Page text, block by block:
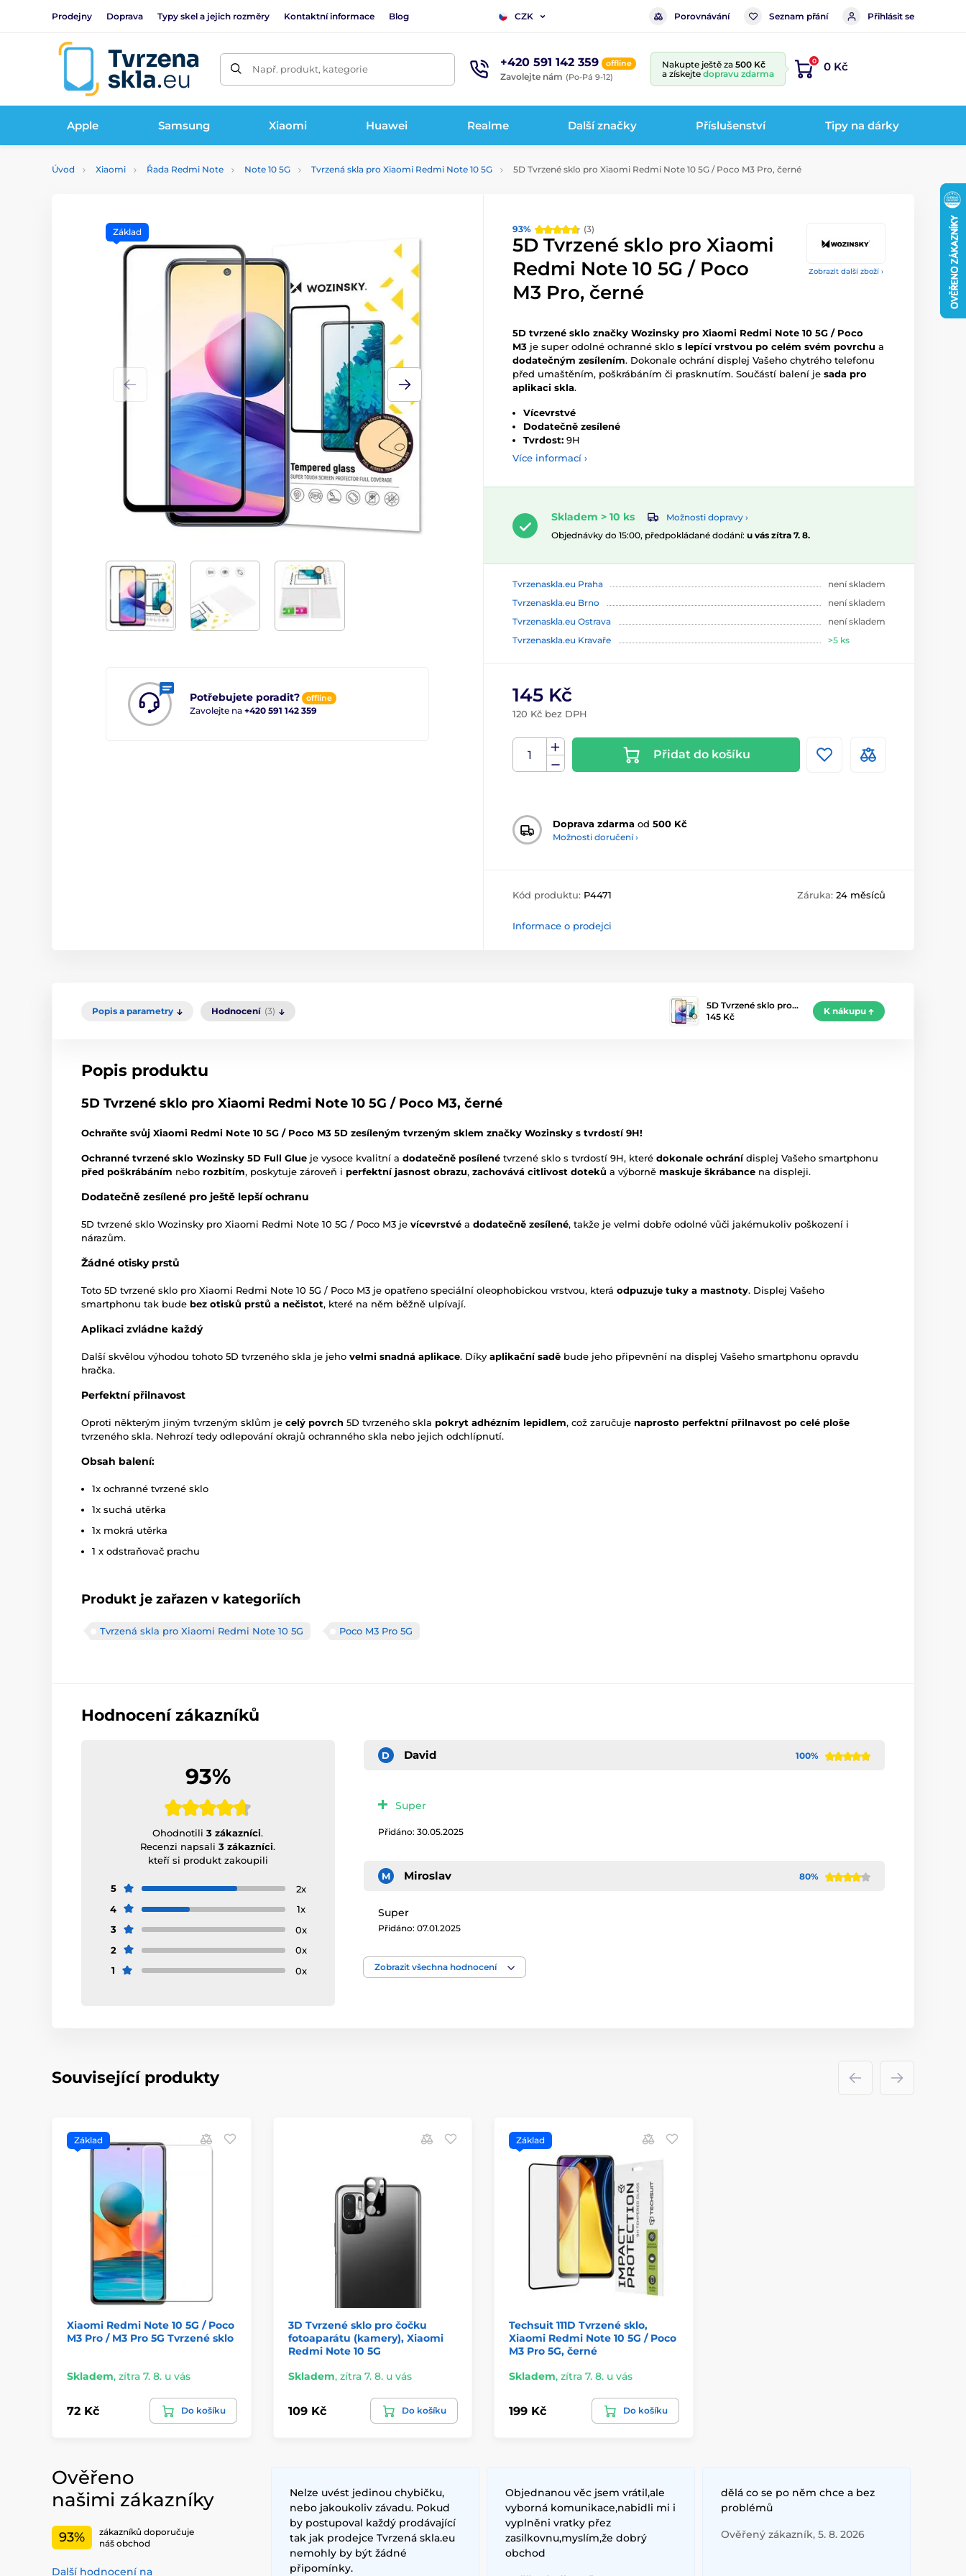
Prodejny Doprava Typy skel a jejich rozměry Kontaktní informace Blog CZK Porovnávání Seznam přání Přihlásit se
Např. produkt, kategorie +420 591 142 359 offline
Zavolejte nám (Po-Pá 9-12)
Nakupte ještě za 500 Kč
a získejte dopravu zdarma
0 0 Kč
Apple Samsung Xiaomi Huawei Realme Další značky Příslušenství Tipy na dárky
Úvod Xiaomi Řada Redmi Note Note 10 5G Tvrzená skla pro Xiaomi Redmi Note 10 5G 5D Tvrzené sklo pro Xiaomi Redmi Note 10 5G / Poco M3 Pro, černé
93% (3)
Zobrazit další zboží ›
Potřebujete poradit? offline
Zavolejte na +420 591 142 359
Základ
5D Tvrzené sklo pro Xiaomi
Redmi Note 10 5G / Poco
M3 Pro, černé
5D tvrzené sklo značky Wozinsky pro Xiaomi Redmi Note 10 5G / Poco
M3 je super odolné ochranné sklo s lepící vrstvou po celém svém povrchu a
dodatečným zesílením. Dokonale ochrání displej Vašeho chytrého telefonu
před umaštěním, poškrábáním či prasknutím. Součástí balení je sada pro
aplikaci skla.
Vícevrstvé
Dodatečně zesílené
Tvrdost: 9H
Více informací ›
Skladem > 10 ks
Možnosti dopravy ›
Objednávky do 15:00, předpokládané dodání: u vás zítra 7. 8.
Tvrzenaskla.eu Praha
není skladem
Tvrzenaskla.eu Brno
není skladem
Tvrzenaskla.eu Ostrava
není skladem
Tvrzenaskla.eu Kravaře
>5 ks
145 Kč
120 Kč bez DPH
Přidat do košíku
Doprava zdarma od 500 Kč
Možnosti doručení ›
Kód produktu: P4471 Záruka: 24 měsíců
Informace o prodejci
Popis a parametry Hodnocení (3)
5D Tvrzené sklo pro…
145 Kč
K nákupu
Popis produktu
5D Tvrzené sklo pro Xiaomi Redmi Note 10 5G / Poco M3, černé
Ochraňte svůj Xiaomi Redmi Note 10 5G / Poco M3 5D zesíleným tvrzeným sklem značky Wozinsky s tvrdostí 9H!
Ochranné tvrzené sklo Wozinsky 5D Full Glue je vysoce kvalitní a dodatečně posílené tvrzené sklo s tvrdostí 9H, které dokonale ochránídisplej Vašeho smartphonu
před poškrábáním nebo rozbitím, poskytuje zároveň i perfektní jasnost obrazu, zachovává citlivost doteků a výborně maskuje škrábance na displeji.
Dodatečně zesílené pro ještě lepší ochranu
5D tvrzené sklo Wozinsky pro Xiaomi Redmi Note 10 5G / Poco M3 je vícevrstvé a dodatečně zesílené, takže je velmi dobře odolné vůči jakémukoliv poškození i
nárazům.
Žádné otisky prstů
Toto 5D tvrzené sklo pro Xiaomi Redmi Note 10 5G / Poco M3 je opatřeno speciální oleophobickou vrstvou, která odpuzuje tuky a mastnoty. Displej Vašeho
smartphonu tak bude bez otisků prstů a nečistot, které na něm běžně ulpívají.
Aplikaci zvládne každý
Další skvělou výhodou tohoto 5D tvrzeného skla je jeho velmi snadná aplikace. Díky aplikační sadě bude jeho připevnění na displej Vašeho smartphonu opravdu
hračka.
Perfektní přilnavost
Oproti některým jiným tvrzeným sklům je celý povrch 5D tvrzeného skla pokryt adhézním lepidlem, což zaručuje naprosto perfektní přilnavost po celé ploše
tvrzeného skla. Nehrozí tedy odlepování okrajů ochranného skla nebo jejich odchlípnutí.
Obsah balení:
1x ochranné tvrzené sklo
1x suchá utěrka
1x mokrá utěrka
1 x odstraňovač prachu
Produkt je zařazen v kategoriích
Tvrzená skla pro Xiaomi Redmi Note 10 5G Poco M3 Pro 5G
Hodnocení zákazníků
93%
Ohodnotili3 zákazníci.
Recenzi napsali3 zákazníci.
kteří si produkt zakoupili
5
2x
4
1x
3
0x
2
0x
1
0x
D David 100%
Super
Přidáno: 30.05.2025
M Miroslav 80%
Super
Přidáno: 07.01.2025
Zobrazit všechna hodnocení
Související produkty
Základ
Xiaomi Redmi Note 10 5G / Poco
M3 Pro / M3 Pro 5G Tvrzené sklo
Skladem, zítra 7. 8. u vás
72 Kč Do košíku
3D Tvrzené sklo pro čočku
fotoaparátu (kamery), Xiaomi
Redmi Note 10 5G
Skladem, zítra 7. 8. u vás
109 Kč Do košíku
Základ
Techsuit 111D Tvrzené sklo,
Xiaomi Redmi Note 10 5G / Poco
M3 Pro 5G, černé
Skladem, zítra 7. 8. u vás
199 Kč Do košíku
Ověřeno
našimi zákazníky
93%
zákazníků doporučuje
náš obchod
Další hodnocení na
Nelze uvést jedinou chybičku,
nebo jakoukoliv závadu. Pokud
by postupoval každý prodávající
tak jak prodejce Tvrzená skla.eu
nemohly by být žádné
připomínky.
Objednanou věc jsem vrátil,ale
vyborná komunikace,nabidli mi i
vyplněni vratky přez
zasilkovnu,myslím,že dobrý
obchod
dělá co se po něm chce a bez
problémů
Ověřený zákazník, 5. 8. 2026